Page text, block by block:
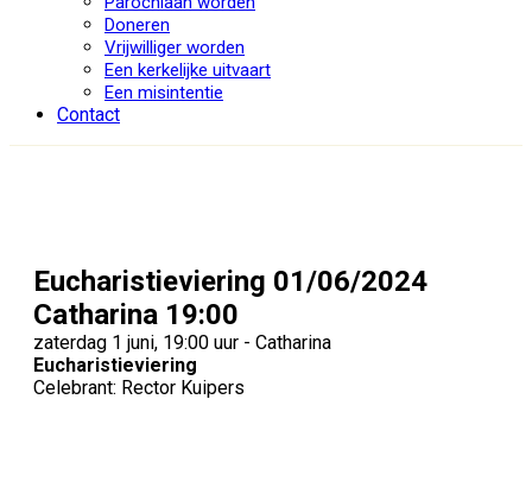
Doneren
Vrijwilliger worden
Een kerkelijke uitvaart
Een misintentie
Contact
Eucharistieviering 01/06/2024
Catharina 19:00
zaterdag 1 juni, 19:00 uur - Catharina
Eucharistieviering
Celebrant: Rector Kuipers